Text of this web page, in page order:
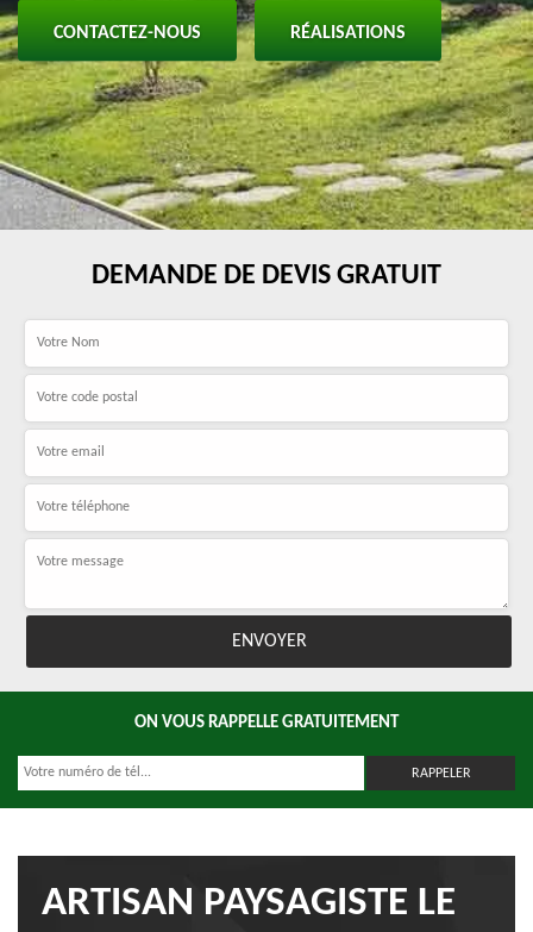
CONTACTEZ-NOUS RÉALISATIONS
DEMANDE DE DEVIS GRATUIT
ON VOUS RAPPELLE GRATUITEMENT
ARTISAN PAYSAGISTE LE